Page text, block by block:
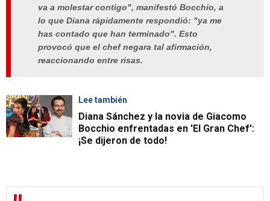
va a molestar contigo", manifestó Bocchio, a
lo que Diana rápidamente respondió: "ya me
has contado que han terminado". Esto
provocó que el chef negara tal afirmación,
reaccionando entre risas.
Lee también
Diana Sánchez y la novia de Giacomo
Bocchio enfrentadas en 'El Gran Chef':
¡Se dijeron de todo!